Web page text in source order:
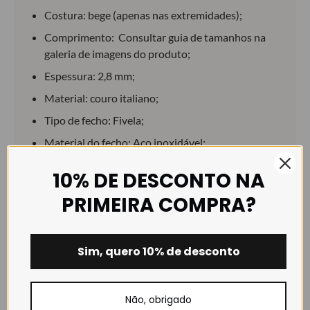
Costura: bege (apenas nas extremidades);
Comprimento: Consultar guia de tamanhos na
galeria de imagens do produto;
Espessura: 2,8 mm;
Material: couro italiano;
Tipo de fecho: Fivela;
Material do fecho: Aço inoxidável;
antigo, e por essa razão o couro da bracelete deverá
10% DE DESCONTO NA
PRIMEIRA COMPRA?
Sim, quero 10% de desconto
Não, obrigado